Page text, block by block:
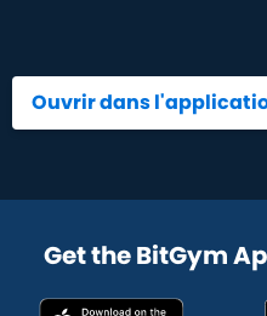
Ouvrir dans
Get the BitGym